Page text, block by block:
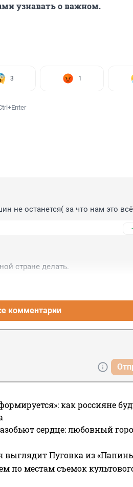
узнавать о важном.
3 1
не останется( за что нам это
стране делать.
комментарии
как россияне
сердце: любовный
выглядит Пуговка из
по местам съемок